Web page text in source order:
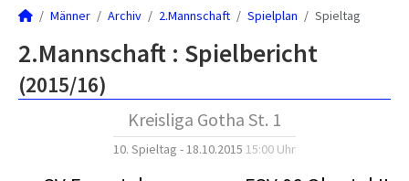
Männer Archiv 2.Mannschaft Spielplan Spieltag
2.Mannschaft : Spielbericht
(2015/16)
Kreisliga Gotha St. 1
10. Spieltag - 18.10.2015 15:00 Uhr